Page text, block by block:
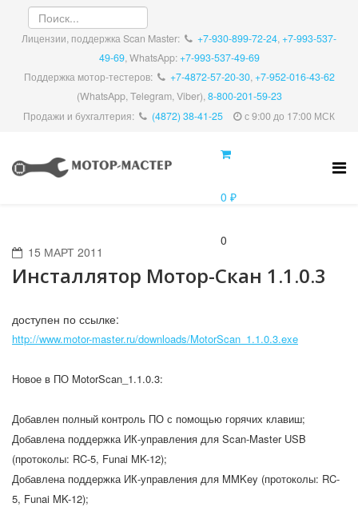
Лицензии, поддержка Scan Master: +7-930-899-72-24,+7-993-537-
49-69, WhatsApp:+7-993-537-49-69
Поддержка мотор-тестеров:
+7-4872-57-20-30,+7-952-016-43-62
(WhatsApp, Telegram, Viber),8-800-201-59-23
Продажи и бухгалтерия:
(4872) 38-41-25 с 9:00 до 17:00 МСК
0 ₽
0
15 МАРТ 2011
Инсталлятор Мотор-Скан 1.1.0.3
доступен по ссылке:
http://www.motor-master.ru/downloads/MotorScan_1.1.0.3.exe
Новое в ПО MotorScan_1.1.0.3:
Добавлен полный контроль ПО с помощью горячих клавиш;
Добавлена поддержка ИК-управления для Scan-Master USB
(протоколы: RC-5, Funai MK-12);
Добавлена поддержка ИК-управления для MMKey (протоколы: RC-
5, Funai MK-12);